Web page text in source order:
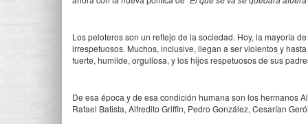
Los peloteros son un reflejo de la sociedad. Hoy, la mayoría
irrespetuosos. Muchos, inclusive, llegan a ser violentos y
fuerte, humilde, orgullosa, y los hijos respetuosos de sus
De esa época y de esa condición humana son los hermanos
Rafael Batista, Alfredito Griffin, Pedro González, Cesarían